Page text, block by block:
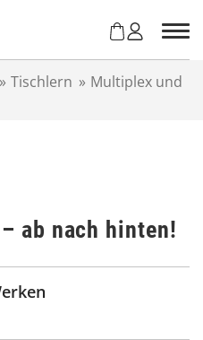
» Tischlern » Multiplex und
ab nach hinten!